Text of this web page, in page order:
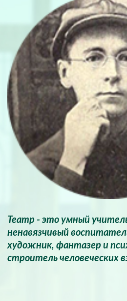
Театр - это умный
ненавязчивый
художник, фантазер и
строитель человеческих